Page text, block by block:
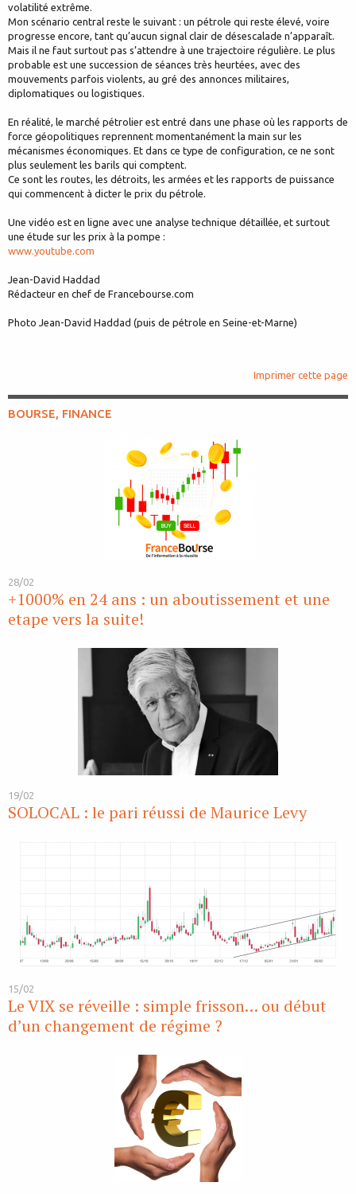
volatilité extrême.
Mon scénario central reste le suivant : un pétrole qui reste élevé, voire
progresse encore, tant qu’aucun signal clair de désescalade n’apparaît.
Mais il ne faut surtout pas s’attendre à une trajectoire régulière. Le plus
probable est une succession de séances très heurtées, avec des
mouvements parfois violents, au gré des annonces militaires,
diplomatiques ou logistiques.
En réalité, le marché pétrolier est entré dans une phase où les rapports de
force géopolitiques reprennent momentanément la main sur les
mécanismes économiques. Et dans ce type de configuration, ce ne sont
plus seulement les barils qui comptent.
Ce sont les routes, les détroits, les armées et les rapports de puissance
qui commencent à dicter le prix du pétrole.
Une vidéo est en ligne avec une analyse technique détaillée, et surtout
une étude sur les prix à la pompe :
www.youtube.com
Jean-David Haddad
Rédacteur en chef de Francebourse.com
Photo Jean-David Haddad (puis de pétrole en Seine-et-Marne)
Imprimer cette page
BOURSE, FINANCE
28/02
+1000% en 24 ans : un aboutissement et une
etape vers la suite!
19/02
SOLOCAL : le pari réussi de Maurice Levy
15/02
Le VIX se réveille : simple frisson… ou début
d’un changement de régime ?